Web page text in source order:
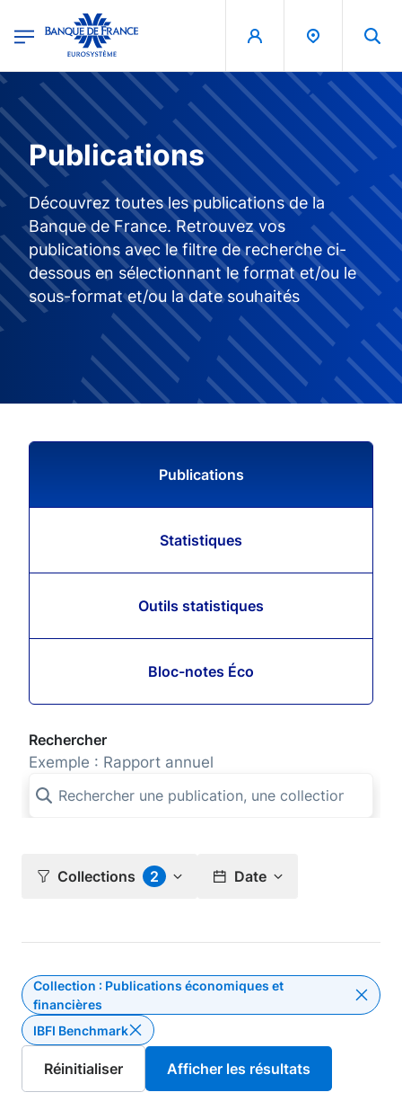
Banque de France - Menu Principal
Publications
Découvrez toutes les publications de la
Banque de France. Retrouvez vos
publications avec le filtre de recherche ci-
dessous en sélectionnant le format et/ou le
sous-format et/ou la date souhaités
Publications
Statistiques
Outils statistiques
Bloc-notes Éco
Rechercher
Exemple : Rapport annuel
Collections 2 Date
Collection : Publications économiques et
financières
IBFI Benchmark